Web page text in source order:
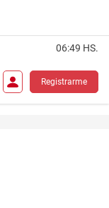
06:49 HS.
Registrarme